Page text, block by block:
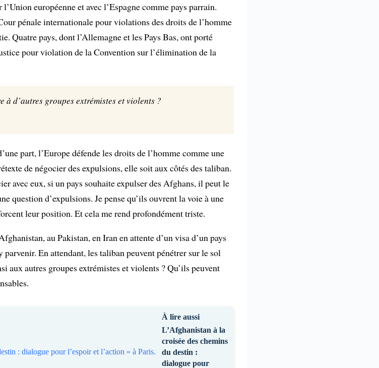
européenne et avec l’Espagne comme pays parrain.
pénale internationale pour violations des droits de l’homme
Quatre pays, dont l’Allemagne et les Pays Bas, ont porté
pour violation de la Convention sur l’élimination de la
à d’autres groupes extrémistes et violents ?
part, l’Europe défende les droits de l’homme comme une
de négocier des expulsions, elle soit aux côtés des taliban.
avec eux, si un pays souhaite expulser des Afghans, il peut le
question d’expulsions. Je pense qu’ils ouvrent la voie à une
leur position. Et cela me rend profondément triste.
au Pakistan, en Iran en attente d’un visa d’un pays
En attendant, les taliban peuvent pénétrer sur le sol
aux autres groupes extrémistes et violents ? Qu’ils peuvent
À lire aussi
L’Afghanistan à la
croisée des chemins
du destin :
dialogue pour